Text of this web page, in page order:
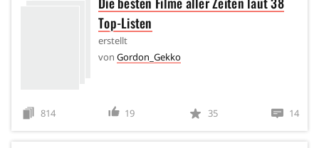
Top-Listen
erstellt
von Gordon_Gekko
814 19 35 14